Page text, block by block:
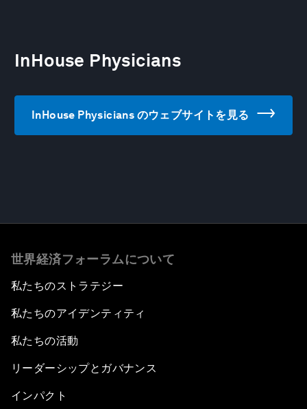
InHouse Physicians
InHouse Physicians のウェブサイトを見る
世界経済フォーラムについて
私たちのストラテジー
私たちのアイデンティティ
私たちの活動
リーダーシップとガバナンス
インパクト